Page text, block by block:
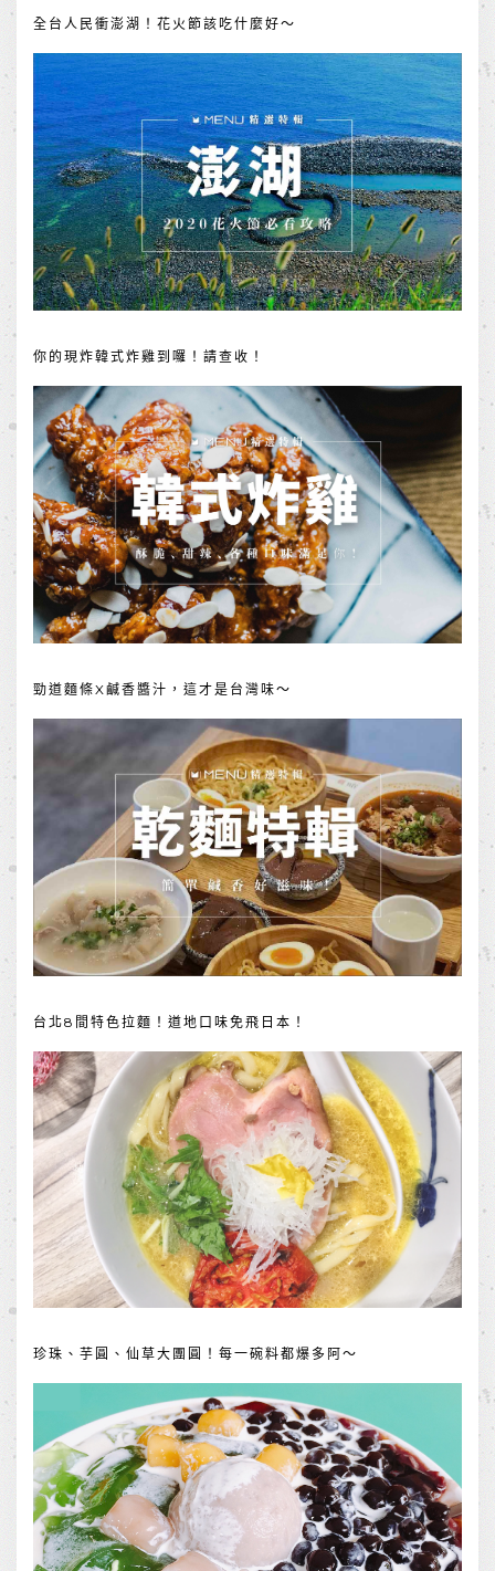
全台人民衝澎湖！花火節該吃什麼好～
你的現炸韓式炸雞到囉！請查收！
勁道麵條X鹹香醬汁，這才是台灣味～
台北8間特色拉麵！道地口味免飛日本！
珍珠、芋圓、仙草大團圓！每一碗料都爆多阿～